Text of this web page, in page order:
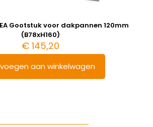
Gootstuk voor dakpannen 120mm
(B78xH160)
€145,20
aan winkelwagen